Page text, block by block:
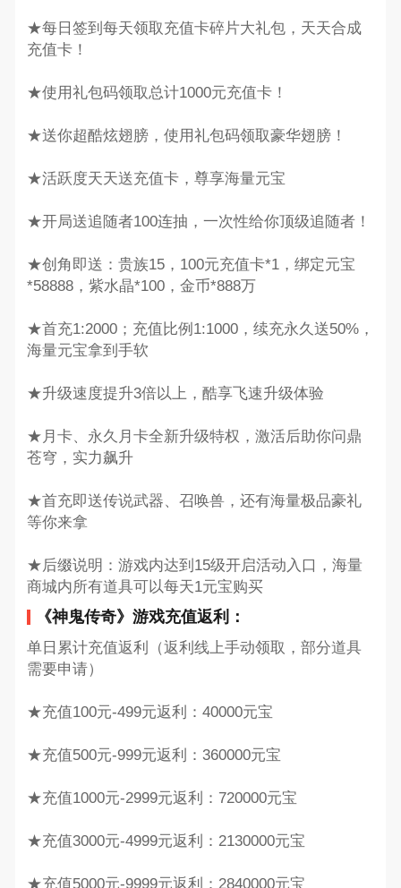
★每日签到每天领取充值卡碎片大礼包，天天合成
充值卡！
★使用礼包码领取总计1000元充值卡！
★送你超酷炫翅膀，使用礼包码领取豪华翅膀！
★活跃度天天送充值卡，尊享海量元宝
★开局送追随者100连抽，一次性给你顶级追随者！
★创角即送：贵族15，100元充值卡*1，绑定元宝
*58888，紫水晶*100，金币*888万
★首充1:2000；充值比例1:1000，续充永久送50%，
海量元宝拿到手软
★升级速度提升3倍以上，酷享飞速升级体验
★月卡、永久月卡全新升级特权，激活后助你问鼎
苍穹，实力飙升
★首充即送传说武器、召唤兽，还有海量极品豪礼
等你来拿
★后缀说明：游戏内达到15级开启活动入口，海量
商城内所有道具可以每天1元宝购买
《神鬼传奇》游戏充值返利：
单日累计充值返利（返利线上手动领取，部分道具
需要申请）
★充值100元-499元返利：40000元宝
★充值500元-999元返利：360000元宝
★充值1000元-2999元返利：720000元宝
★充值3000元-4999元返利：2130000元宝
★充值5000元-9999元返利：2840000元宝